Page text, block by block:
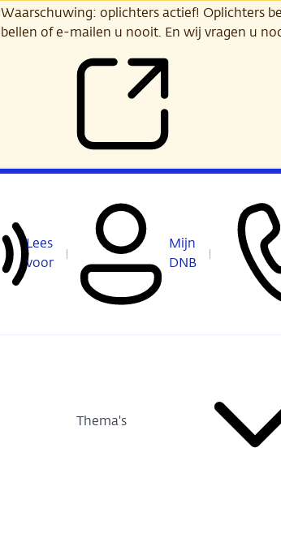
Waarschuwing: oplichters actief! Oplichters
bellen of e-mailen u nooit. En wij vragen u
Lees
voor
Mijn
DNB
Thema's